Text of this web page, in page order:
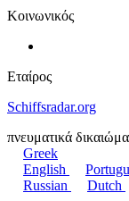
Κοινωνικός
Εταίρος
Schiffsradar.org
πνευματικά
Greek
English
Russian
Dutch